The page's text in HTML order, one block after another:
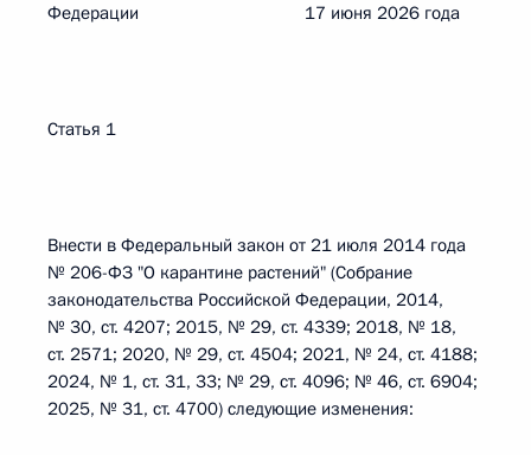
Федерации 17 июня 2026 года
Статья 1
Внести в Федеральный закон от 21 июля 2014 года
№ 206-ФЗ "О карантине растений" (Собрание
законодательства Российской Федерации, 2014,
№ 30, ст. 4207; 2015, № 29, ст. 4339; 2018, № 18,
ст. 2571; 2020, № 29, ст. 4504; 2021, № 24, ст. 4188;
2024, № 1, ст. 31, 33; № 29, ст. 4096; № 46, ст. 6904;
2025, № 31, ст. 4700) следующие изменения: